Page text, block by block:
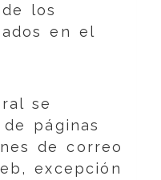
los
en el
se
páginas
de correo
excepción